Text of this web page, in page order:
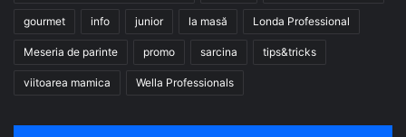
gourmet info junior la masă Londa Professional
Meseria de parinte promo sarcina tips&tricks
viitoarea mamica Wella Professionals